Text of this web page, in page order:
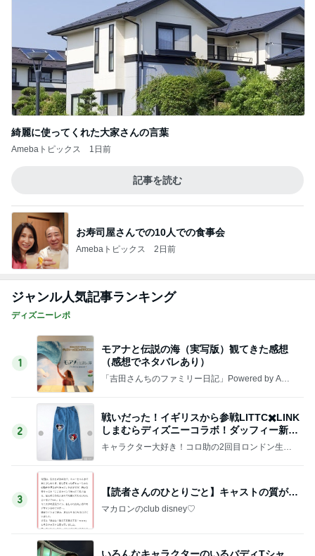
綺麗に使ってくれた大家さんの言葉
Amebaトピックス 1日前
記事を読む
お寿司屋さんでの10人での食事会
Amebaトピックス 2日前
ジャンル人気記事ランキング
ディズニーレポ
1
モアナと伝説の海（実写版）観てきた感想
（感想でネタバレあり）
「吉田さんちのファミリー日記」Powered by Ame
2
戦いだった！イギリスから参戦LITTC✖️LINK
しまむらディズニーコラボ！ダッフィー新商
品の話
キャラクター大好き！コロ助の2回目ロンドン生活
3
【読者さんのひとりごと】キャストの質が…
マカロンのclub disney♡
いろんなキャラクターのいるバディTシャ